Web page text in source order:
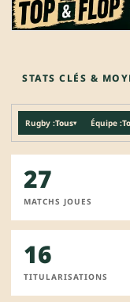
STATS CLÉS &
Rugby :Tous▾ Équipe :
27
MATCHS JOUES
16
TITULARISATIONS